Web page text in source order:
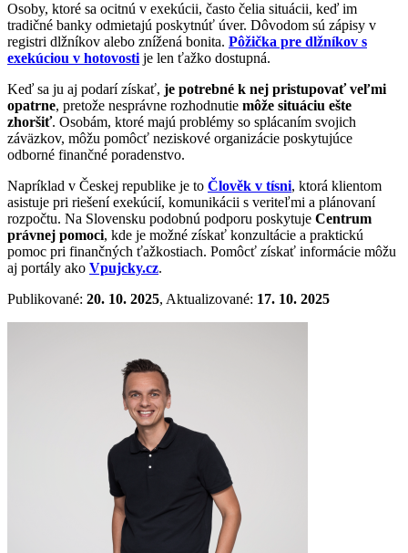
Osoby, ktoré sa ocitnú v exekúcii, často čelia situácii, keď im
tradičné banky odmietajú poskytnúť úver. Dôvodom sú zápisy v
registri dlžníkov alebo znížená bonita. Pôžička pre dlžníkov s
exekúciou v hotovosti je len ťažko dostupná.
Keď sa ju aj podarí získať, je potrebné k nej pristupovať veľmi
opatrne, pretože nesprávne rozhodnutie môže situáciu ešte
zhoršiť. Osobám, ktoré majú problémy so splácaním svojich
záväzkov, môžu pomôcť neziskové organizácie poskytujúce
odborné finančné poradenstvo.
Napríklad v Českej republike je to Člověk v tísni, ktorá klientom
asistuje pri riešení exekúcií, komunikácii s veriteľmi a plánovaní
rozpočtu. Na Slovensku podobnú podporu poskytuje Centrum
právnej pomoci, kde je možné získať konzultácie a praktickú
pomoc pri finančných ťažkostiach. Pomôcť získať informácie môžu
aj portály ako Vpujcky.cz.
Publikované: 20. 10. 2025, Aktualizované: 17. 10. 2025